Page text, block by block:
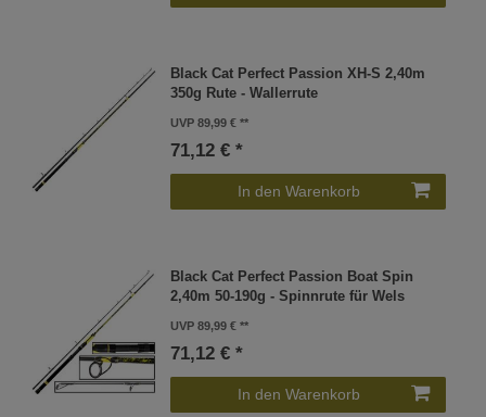
Black Cat Perfect Passion XH-S 2,40m
350g Rute - Wallerrute
UVP 89,99 €
71,12 € *
In den Warenkorb
Black Cat Perfect Passion Boat Spin
2,40m 50-190g - Spinnrute für Wels
UVP 89,99 €
71,12 € *
In den Warenkorb